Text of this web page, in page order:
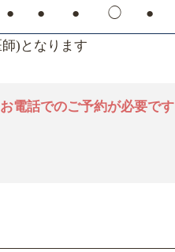
● ● ● ◯ ●
)となります
電話でのご予約が必要です